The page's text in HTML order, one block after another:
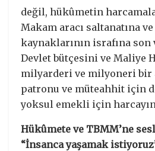
değil, hükûmetin
Makam aracı saltanatına
kaynaklarının israfına son
Devlet bütçesini ve Maliye
milyarderi ve milyoneri bir
patronu ve müteahhit için
yoksul emekli için
Hükûmete ve TBMM’ne
“İnsanca yaşamak